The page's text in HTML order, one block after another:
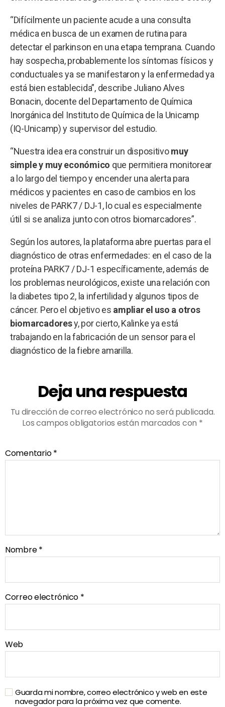
“Difícilmente un paciente acude a una consulta
médica en busca de un examen de rutina para
detectar el parkinson en una etapa temprana. Cuando
hay sospecha, probablemente los síntomas físicos y
conductuales ya se manifestaron y la enfermedad ya
está bien establecida”, describe Juliano Alves
Bonacin, docente del Departamento de Química
Inorgánica del Instituto de Química de la Unicamp
(IQ-Unicamp) y supervisor del estudio.
“Nuestra idea era construir un dispositivomuy
simple y muy económico que permitiera monitorear
a lo largo del tiempo y encender una alerta para
médicos y pacientes en caso de cambios en los
niveles de PARK7 / DJ-1, lo cual es especialmente
útil si se analiza junto con otros biomarcadores”.
Según los autores, la plataforma abre puertas para el
diagnóstico de otras enfermedades: en el caso de la
proteína PARK7 / DJ-1 específicamente, además de
los problemas neurológicos, existe una relación con
la diabetes tipo 2, la infertilidad y algunos tipos de
cáncer. Pero el objetivo es ampliar el uso a otros
biomarcadoresy, por cierto, Kalinke ya está
trabajando en la fabricación de un sensor para el
diagnóstico de la fiebre amarilla.
Deja una respuesta
Tu dirección de correo electrónico no será publicada.
Los campos obligatorios están marcados con *
Comentario*
Nombre*
Correo electrónico *
Web
Guarda mi nombre, correo electrónico y web en este
navegador para la próxima vez que comente.